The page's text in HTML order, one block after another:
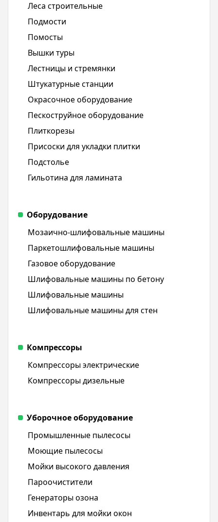
Леса строительные
Подмости
Помосты
Вышки туры
Лестницы и стремянки
Штукатурные станции
Окрасочное оборудование
Пескоструйное оборудование
Плиткорезы
Присоски для укладки плитки
Подстолье
Гильотина для ламината
Оборудование
Мозаично-шлифовальные машины
Паркетошлифовальные машины
Газовое оборудование
Шлифовальные машины по бетону
Шлифовальные машины
Шлифовальные машины для стен
Компрессоры
Компрессоры электрические
Компрессоры дизельные
Уборочное оборудование
Промышленные пылесосы
Моющие пылесосы
Мойки высокого давления
Пароочистители
Генераторы озона
Инвентарь для мойки окон